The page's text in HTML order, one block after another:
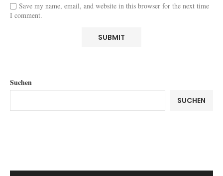
Save my name, email, and website in this browser for the next time
I comment.
Suchen
SUCHEN